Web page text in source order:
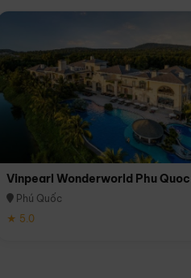
Vinpearl Wonderworld Phu Quoc
Phú Quốc
★ 5.0